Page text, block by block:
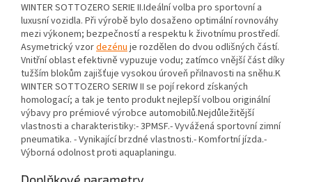
WINTER SOTTOZERO SERIE II.Ideální volba pro sportovní a
luxusní vozidla. Při výrobě bylo dosaženo optimální rovnováhy
mezi výkonem; bezpečností a respektu k životnímu prostředí.
Asymetrický vzordezénuje rozdělen do dvou odlišných částí.
Vnitřní oblast efektivně vypuzuje vodu; zatímco vnější část díky
tužším blokům zajišťuje vysokou úroveň přilnavosti na sněhu.K
WINTER SOTTOZERO SERIW II se pojí rekord získaných
homologací; a tak je tento produkt nejlepší volbou originální
výbavy pro prémiové výrobce automobilů.Nejdůležitější
vlastnosti a charakteristiky:- 3PMSF.- Vyvážená sportovní zimní
pneumatika. - Vynikající brzdné vlastnosti.- Komfortní jízda.-
Výborná odolnost proti aquaplaningu.